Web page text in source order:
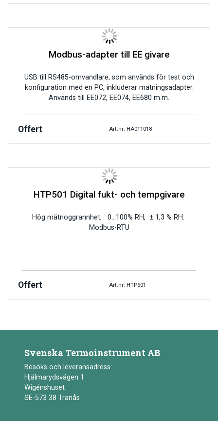
Modbus-adapter till EE givare
USB till RS485-omvandlare, som används för test och
konfiguration med en PC, inkluderar matningsadapter.
Används till EE072, EE074, EE680 m.m.
Offert Art.nr: HA011018
HTP501 Digital fukt- och tempgivare
Hög mätnoggrannhet, 0…100% RH, ± 1,3 % RH.
Modbus-RTU
Offert Art.nr: HTP501
Svenska Termoinstrument AB
Besöks och leveransadress:
Hjälmarydsvägen 1
Wigénshuset
SE-573 38 Tranås